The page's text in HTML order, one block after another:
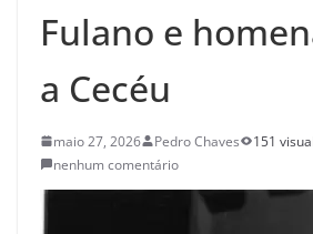
Fulano e
a Cecéu
maio 27, 2026 Pedro Chaves
151
nenhum comentário